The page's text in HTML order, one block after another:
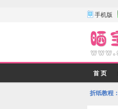
手机版
首 页
折纸教程：